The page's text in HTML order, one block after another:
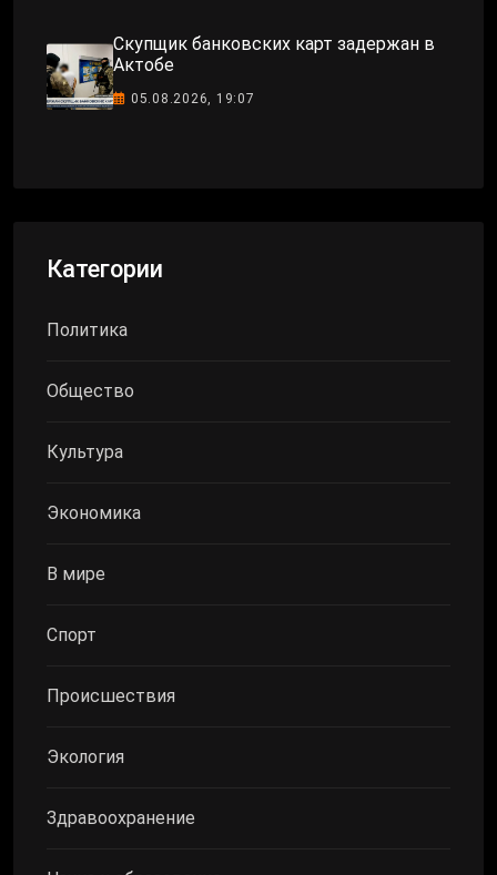
Скупщик банковских карт задержан в
Актобе
05.08.2026, 19:07
Категории
Политика
Общество
Культура
Экономика
В мире
Спорт
Происшествия
Экология
Здравоохранение